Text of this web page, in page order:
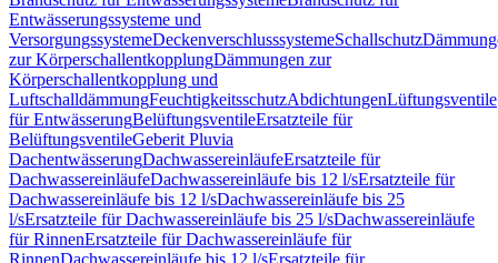
Entwässerungssysteme und
VersorgungssystemeDeckenverschlusssystemeSchallschutz
zur KörperschallentkopplungDämmungen zur
Körperschallentkopplung und
LuftschalldämmungFeuchtigkeitsschutzAbdichtungenLüftungsventile
für EntwässerungBelüftungsventileErsatzteile für
BelüftungsventileGeberit Pluvia
DachentwässerungDachwassereinläufeErsatzteile für
DachwassereinläufeDachwassereinläufe bis 12 l/sErsatzteile für
Dachwassereinläufe bis 12 l/sDachwassereinläufe bis 25
l/sErsatzteile für Dachwassereinläufe bis 25 l/sDachwassereinläufe
für RinnenErsatzteile für Dachwassereinläufe für
RinnenDachwassereinläufe bis 12 l/sErsatzteile für